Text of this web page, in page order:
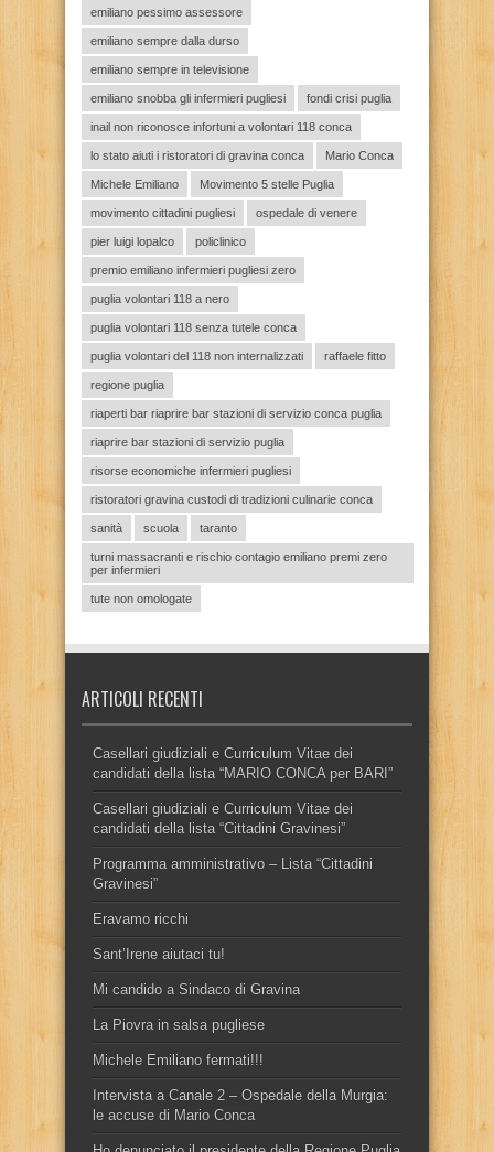
emiliano pessimo assessore
emiliano sempre dalla durso
emiliano sempre in televisione
emiliano snobba gli infermieri pugliesi fondi crisi puglia
inail non riconosce infortuni a volontari 118 conca
lo stato aiuti i ristoratori di gravina conca Mario Conca
Michele Emiliano Movimento 5 stelle Puglia
movimento cittadini pugliesi ospedale di venere
pier luigi lopalco policlinico
premio emiliano infermieri pugliesi zero
puglia volontari 118 a nero
puglia volontari 118 senza tutele conca
puglia volontari del 118 non internalizzati raffaele fitto
regione puglia
riaperti bar riaprire bar stazioni di servizio conca puglia
riaprire bar stazioni di servizio puglia
risorse economiche infermieri pugliesi
ristoratori gravina custodi di tradizioni culinarie conca
sanità scuola taranto
turni massacranti e rischio contagio emiliano premi zero
per infermieri
tute non omologate
ARTICOLI RECENTI
Casellari giudiziali e Curriculum Vitae dei
candidati della lista “MARIO CONCA per BARI”
Casellari giudiziali e Curriculum Vitae dei
candidati della lista “Cittadini Gravinesi”
Programma amministrativo – Lista “Cittadini
Gravinesi”
Eravamo ricchi
Sant’Irene aiutaci tu!
Mi candido a Sindaco di Gravina
La Piovra in salsa pugliese
Michele Emiliano fermati!!!
Intervista a Canale 2 – Ospedale della Murgia:
le accuse di Mario Conca